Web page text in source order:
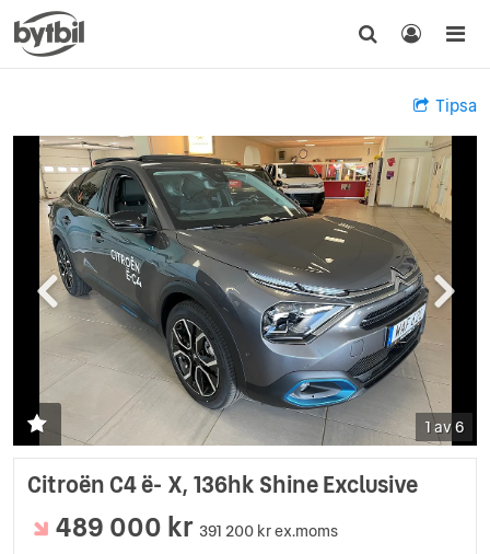
Tipsa
1 av 6
Citroën C4 ë- X, 136hk Shine Exclusive
489 000 kr 391 200 kr ex.moms